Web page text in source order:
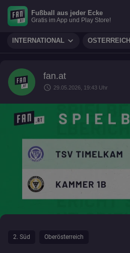
sports_soccer FUSSBALLexpand_more
INTERNATIONAL expand_more ÖSTERREICH
Fußball aus jeder Ecke
Gratis im App und Play Store!
fan.at
schedule 29.05.2026, 19:43 Uhr
2. Süd Oberösterreich